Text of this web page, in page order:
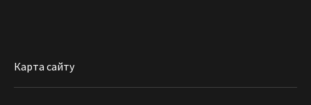
Карта сайту